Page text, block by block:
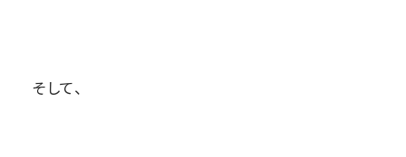
そして、